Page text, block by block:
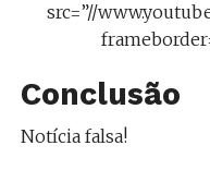
src=”//
Conclusão
Notícia falsa!